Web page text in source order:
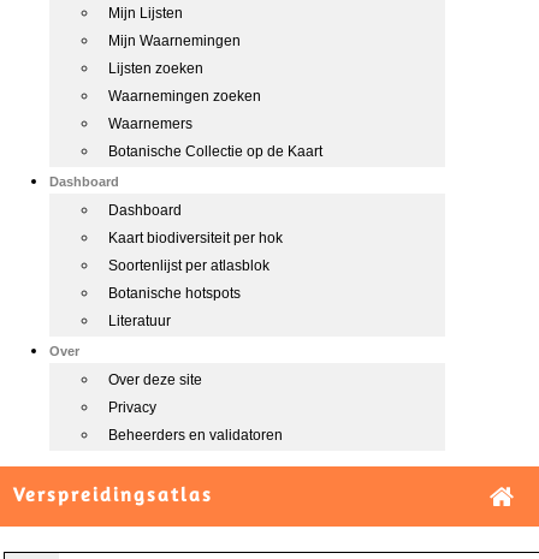
Mijn Lijsten
Mijn Waarnemingen
Lijsten zoeken
Waarnemingen zoeken
Waarnemers
Botanische Collectie op de Kaart
Dashboard
Dashboard
Kaart biodiversiteit per hok
Soortenlijst per atlasblok
Botanische hotspots
Literatuur
Over
Over deze site
Privacy
Beheerders en validatoren
Verspreidingsatlas